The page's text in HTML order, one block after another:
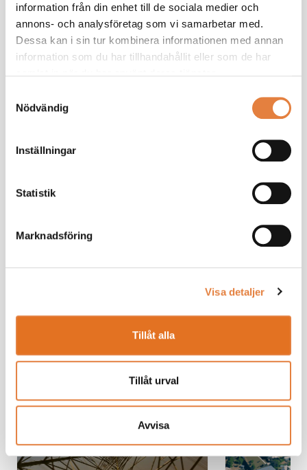
information från din enhet till de sociala medier och
annons- och analysföretag som vi samarbetar med.
Dessa kan i sin tur kombinera informationen med annan
information som du har tillhandahållit eller som de har
Nödvändig
Inställningar
Statistik
Marknadsföring
Visa detaljer
Tillåt alla
Tillåt urval
Avvisa
Pressbilder